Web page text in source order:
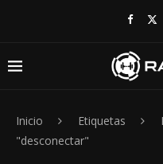
Inicio Etiquetas
"desconectar"